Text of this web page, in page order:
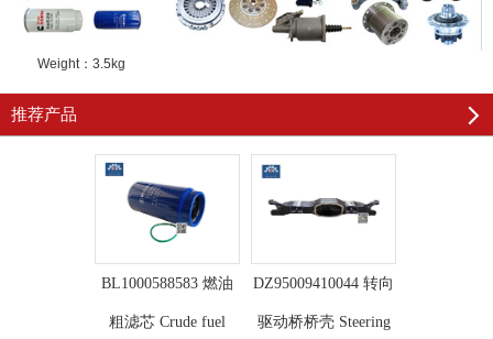
Weight： 3.5kg
推荐产品
BL1000588583 燃油
粗滤芯 Crude fuel
DZ95009410044 转向
驱动桥桥壳 Steering